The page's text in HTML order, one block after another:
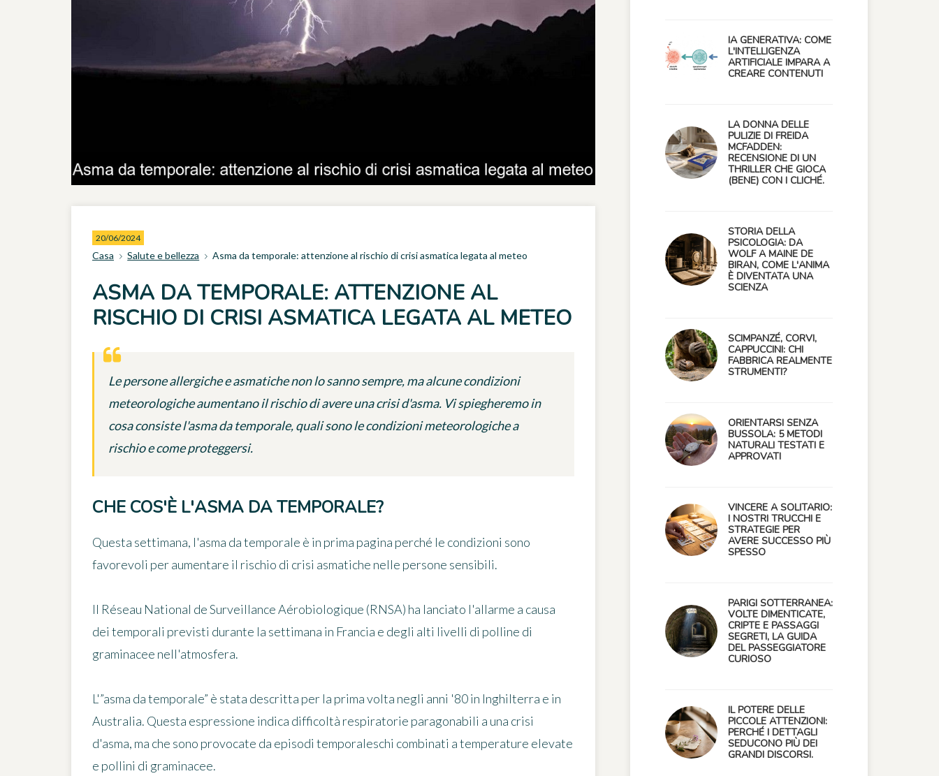
20/06/2024
Casa Salute e bellezza Asma da temporale: attenzione al rischio di crisi asmatica legata al meteo
ASMA DA TEMPORALE: ATTENZIONE AL
RISCHIO DI CRISI ASMATICA LEGATA AL METEO
Le persone allergiche e asmatiche non lo sanno sempre, ma alcune condizioni
meteorologiche aumentano il rischio di avere una crisi d'asma. Vi spiegheremo in
cosa consiste l'asma da temporale, quali sono le condizioni meteorologiche a
rischio e come proteggersi.
CHE COS'È L'ASMA DA TEMPORALE?
Questa settimana, l'asma da temporale è in prima pagina perché le condizioni sono
favorevoli per aumentare il rischio di crisi asmatiche nelle persone sensibili.
Il Réseau National de Surveillance Aérobiologique (RNSA) ha lanciato l'allarme a causa
dei temporali previsti durante la settimana in Francia e degli alti livelli di polline di
graminacee nell'atmosfera.
L'”asma da temporale” è stata descritta per la prima volta negli anni '80 in Inghilterra e in
Australia. Questa espressione indica difficoltà respiratorie paragonabili a una crisi
d'asma, ma che sono provocate da episodi temporaleschi combinati a temperature elevate
e pollini di graminacee.
IA GENERATIVA: COME
L'INTELLIGENZA
ARTIFICIALE IMPARA A
CREARE CONTENUTI
LA DONNA DELLE
PULIZIE DI FREIDA
MCFADDEN:
RECENSIONE DI UN
THRILLER CHE GIOCA
(BENE) CON I CLICHÉ.
STORIA DELLA
PSICOLOGIA: DA
WOLF A MAINE DE
BIRAN, COME L'ANIMA
È DIVENTATA UNA
SCIENZA
SCIMPANZÉ, CORVI,
CAPPUCCINI: CHI
FABBRICA REALMENTE
STRUMENTI?
ORIENTARSI SENZA
BUSSOLA: 5 METODI
NATURALI TESTATI E
APPROVATI
VINCERE A SOLITARIO:
I NOSTRI TRUCCHI E
STRATEGIE PER
AVERE SUCCESSO PIÙ
SPESSO
PARIGI SOTTERRANEA:
VOLTE DIMENTICATE,
CRIPTE E PASSAGGI
SEGRETI, LA GUIDA
DEL PASSEGGIATORE
CURIOSO
IL POTERE DELLE
PICCOLE ATTENZIONI:
PERCHÉ I DETTAGLI
SEDUCONO PIÙ DEI
GRANDI DISCORSI.